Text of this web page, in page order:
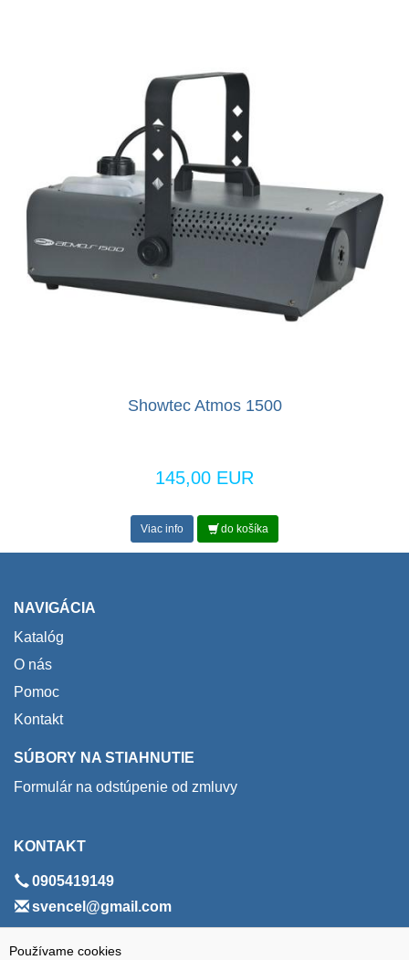
Používame cookies
Showtec Atmos 1500
145,00 EUR
Viac info do košíka
NAVIGÁCIA
Katalóg
O nás
Pomoc
Kontakt
SÚBORY NA STIAHNUTIE
Formulár na odstúpenie od zmluvy
KONTAKT
0905419149
svencel@gmail.com
ADRESA